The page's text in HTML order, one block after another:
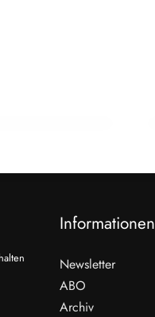
Informationen
Newsletter
ABO
Archiv